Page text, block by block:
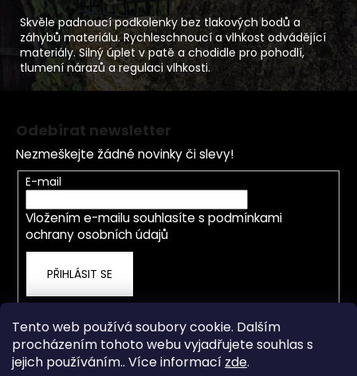
Tento web používá soubory cookie. Dalším
procházením tohoto webu vyjadřujete souhlas s
jejich používáním.. Více informací zde.
Skvěle padnoucí podkolenky bez tlakových bodů a
záhybů materiálu. Rychleschnoucí a vlhkost odvádějící
materiály. Silný úplet v patě a chodidle pro pohodlí,
tlumení nárazů a regulaci vlhkosti.
Odebírat newsletter
Nezmeškejte žádné novinky či slevy!
E-mail
Vložením e-mailu souhlasíte s podmínkami
ochrany osobních údajů
PŘIHLÁSIT SE